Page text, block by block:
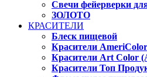
Свечи фейерверки
ЗОЛОТО
КРАСИТЕЛИ
Блеск пищевой
Красители
Красители Art Color
Красители Топ